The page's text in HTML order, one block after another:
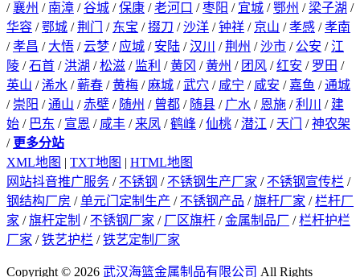
/襄州 / 南漳 /谷城 /保康 /老河口 /枣阳 / 宜城 /鄂州 / 梁子湖 /
华容 /鄂城 /荆门 / 东宝 /掇刀 /沙洋 /钟祥 / 京山 /孝感 /孝南
/孝昌 / 大悟 /云梦 / 应城 / 安陆 /汉川 /荆州 /沙市 / 公安 / 江
陵 /石首 / 洪湖 /松滋 / 监利 /黄冈 /黄州 / 团风 /红安 / 罗田 /
英山 /浠水 /蕲春 /黄梅 / 麻城 /武穴 / 咸宁 / 咸安 / 嘉鱼 /通城
/ 崇阳 /通山 /赤壁 / 随州 / 曾都 / 随县 / 广水 / 恩施 /利川 / 建
始 / 巴东 / 宣恩 / 咸丰 / 来凤 /鹤峰 /仙桃 /潜江 / 天门 /神农架
/ 更多分站
XML地图 | TXT地图 | HTML地图
网站抖音推广服务 / 不锈钢 / 不锈钢生产厂家 / 不锈钢宣传栏 /
钢结构厂房 /单元门定制生产 / 不锈钢产品 /旗杆厂家 /栏杆厂
家 /旗杆定制 / 不锈钢厂家 / 厂区旗杆 /金属制品厂 /栏杆护栏
厂家 /铁艺护栏 /铁艺定制厂家
Copyright © 2026 武汉海篮金属制品有限公司 All Rights